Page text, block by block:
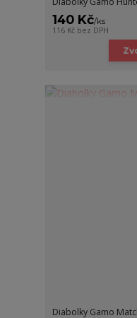
140 Kč/ks
116 Kč bez DPH
Diabolky Gamo